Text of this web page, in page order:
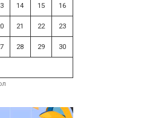
14 15 16
21 22 23
28 29 30